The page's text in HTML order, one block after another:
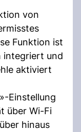
von
Funktion ist
integriert und
aktiviert
Einstellung
über Wi-Fi
hinaus